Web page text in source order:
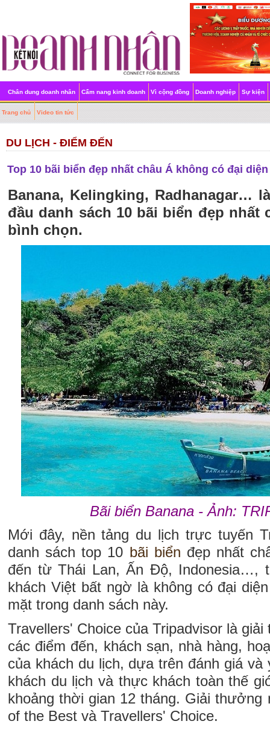
Chân dung doanh nhân Cẩm nang kinh doanh Vì cộng đồng Doanh nghiệp Sự kiện
Trang chủ Video tin tức
DU LỊCH - ĐIỂM ĐẾN
Top 10 bãi biển đẹp nhất châu Á không có đại
Banana, Kelingking, Radhanagar…
đầu danh sách 10 bãi biển đẹp nhất
bình chọn.
Bãi biển Banana - Ảnh:
Mới đây, nền tảng du lịch trực tuyến
danh sách top 10 bãi biển đẹp nhất
đến từ Thái Lan, Ấn Độ, Indonesia…,
khách Việt bất ngờ là không có đại
mặt trong danh sách này.
Travellers' Choice của Tripadvisor là
các điểm đến, khách sạn, nhà hàng,
của khách du lịch, dựa trên đánh giá
khách du lịch và thực khách toàn thế
khoảng thời gian 12 tháng. Giải thưởng
of the Best và Travellers' Choice.